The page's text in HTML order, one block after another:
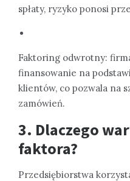
spłaty, ryzyko ponosi
Faktoring odwrotny:
finansowanie na
klientów, co pozwala na
zamówień.
3. Dlaczego
faktora?
Przedsiębiorstwa